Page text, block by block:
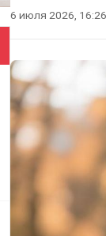
6 июля 2026, 16:26